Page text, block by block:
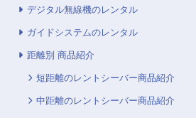
デジタル無線機のレンタル
ガイドシステムのレンタル
距離別 商品紹介
短距離のレントシーバー商品紹介
中距離のレントシーバー商品紹介